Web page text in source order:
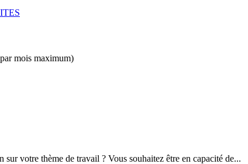
mois maximum)
votre thème de travail ? Vous souhaitez être en capacité de...